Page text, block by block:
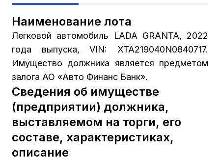
Наименование лота
Легковой автомобиль LADA GRANTA, 2022
года выпуска, VIN: XTA219040N0840717.
Имущество должника является предметом
залога АО «Авто Финанс Банк».
Сведения об имуществе
(предприятии) должника,
выставляемом на торги, его
составе, характеристиках,
описание